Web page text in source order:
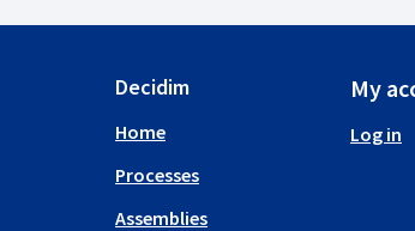
Decidim
Home
Processes
Assemblies
My
Log in